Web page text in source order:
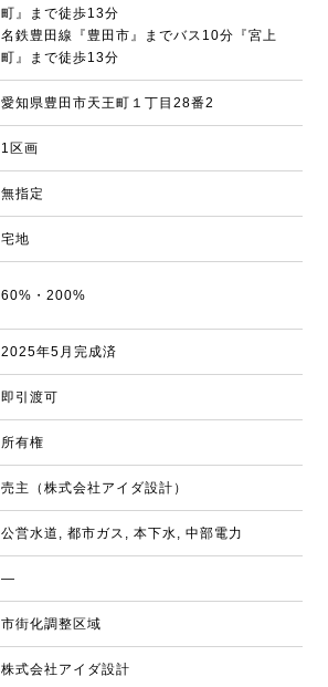
町』まで徒歩13分
名鉄豊田線『豊田市』までバス10分『宮上
町』まで徒歩13分
愛知県豊田市天王町１丁目28番2
1区画
無指定
宅地
60%・200%
2025年5月完成済
即引渡可
所有権
売主（株式会社アイダ設計）
公営水道, 都市ガス, 本下水, 中部電力
―
市街化調整区域
株式会社アイダ設計